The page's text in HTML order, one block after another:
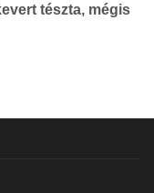
tészta, mégis